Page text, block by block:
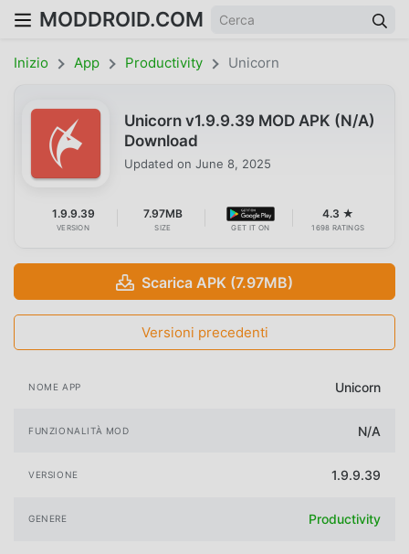
MODDROID.COM
Inizio App Productivity Unicorn
Unicorn v1.9.9.39 MOD APK (N/A)
Download
Updated on June 8, 2025
1.9.9.39
VERSION
7.97MB
SIZE GET IT ON
4.3 ★
1698 RATINGS
Scarica APK (7.97MB)
Versioni precedenti
NOME APP Unicorn
FUNZIONALITÀ MOD N/A
VERSIONE 1.9.9.39
GENERE Productivity